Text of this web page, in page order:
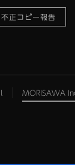
不正コピー報告